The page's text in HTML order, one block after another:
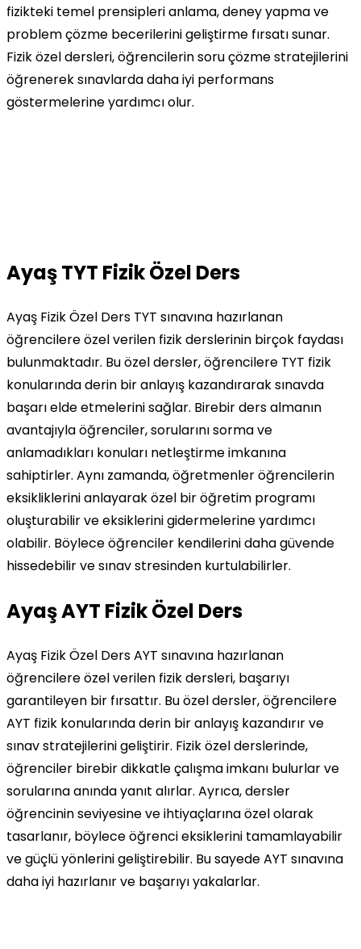
fizikteki temel prensipleri anlama, deney yapma ve
problem çözme becerilerini geliştirme fırsatı sunar.
Fizik özel dersleri, öğrencilerin soru çözme stratejilerini
öğrenerek sınavlarda daha iyi performans
göstermelerine yardımcı olur.
Ayaş TYT Fizik Özel Ders
Ayaş Fizik Özel Ders TYT sınavına hazırlanan
öğrencilere özel verilen fizik derslerinin birçok faydası
bulunmaktadır. Bu özel dersler, öğrencilere TYT fizik
konularında derin bir anlayış kazandırarak sınavda
başarı elde etmelerini sağlar. Birebir ders almanın
avantajıyla öğrenciler, sorularını sorma ve
anlamadıkları konuları netleştirme imkanına
sahiptirler. Aynı zamanda, öğretmenler öğrencilerin
eksikliklerini anlayarak özel bir öğretim programı
oluşturabilir ve eksiklerini gidermelerine yardımcı
olabilir. Böylece öğrenciler kendilerini daha güvende
hissedebilir ve sınav stresinden kurtulabilirler.
Ayaş AYT Fizik Özel Ders
Ayaş Fizik Özel Ders AYT sınavına hazırlanan
öğrencilere özel verilen fizik dersleri, başarıyı
garantileyen bir fırsattır. Bu özel dersler, öğrencilere
AYT fizik konularında derin bir anlayış kazandırır ve
sınav stratejilerini geliştirir. Fizik özel derslerinde,
öğrenciler birebir dikkatle çalışma imkanı bulurlar ve
sorularına anında yanıt alırlar. Ayrıca, dersler
öğrencinin seviyesine ve ihtiyaçlarına özel olarak
tasarlanır, böylece öğrenci eksiklerini tamamlayabilir
ve güçlü yönlerini geliştirebilir. Bu sayede AYT sınavına
daha iyi hazırlanır ve başarıyı yakalarlar.